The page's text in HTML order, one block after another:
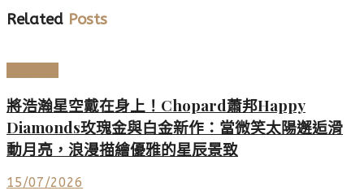
Related Posts
將浩瀚星空戴在身上！Chopard蕭邦Happy
Diamonds玫瑰金與白金新作：當微笑太陽邂逅滑
動月亮，浪漫描繪優雅的星辰景致
15/07/2026